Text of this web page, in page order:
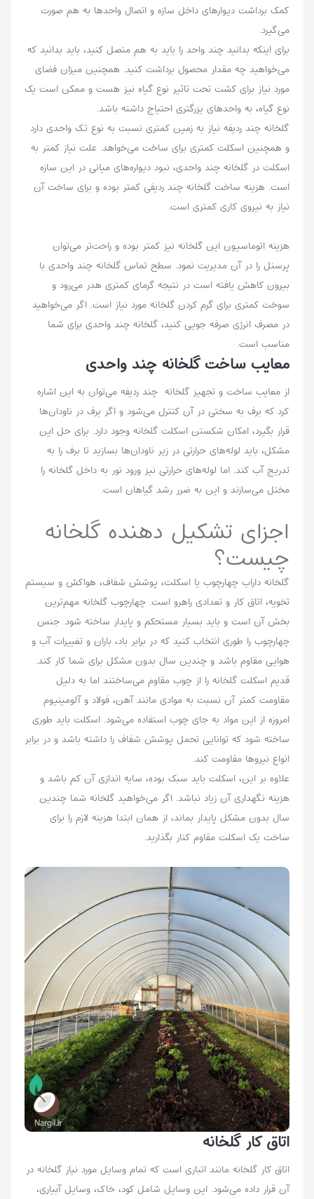
کمک برداشت دیوار‌های داخل سازه و اتصال واحد‌ها به هم صورت
می‌گیرد.
برای اینکه بدانید چند واحد را باید به هم متصل کنید، باید بدانید که
می‌خواهید چه مقدار محصول برداشت کنید. همچنین میزان فضای
مورد نیاز برای کشت تحت تاثیر نوع گیاه نیز هست و ممکن است یک
نوع گیاه، به واحد‌های یزرگتری احتیاج داشته باشد.
گلخانه چند ردیفه نیاز به زمین کمتری نسبت به نوع تک واحدی دارد
و همچنین اسکلت کمتری برای ساخت می‌خواهد. علت نیاز کمتر به
اسکلت در گلخانه چند واحدی، نبود دیواره‌های میانی در این سازه
است. هزینه ساخت گلخانه چند ردیفی کمتر بوده و برای ساخت آن
نیاز به نیروی کاری کمتری است.
هزینه اتوماسیون این گلخانه نیز کمتر بوده و راحت‌تر می‌توان
پرسنل را در آن مدیریت نمود. سطح تماس گلخانه چند واحدی با
بیرون کاهش یافته است در نتیجه گرمای کمتری هدر می‌رود و
سوخت کمتری برای گرم کردن گلخانه مورد نیاز است. اگر می‌خواهید
در مصرف انرژی صرفه جویی کنید، گلخانه چند واحدی برای شما
مناسب است.
معایب ساخت گلخانه چند واحدی
از معایب ساخت و تجهیز گلخانه‌ چند ردیفه می‌توان به این اشاره
کرد که برف به سختی در آن کنترل می‌شود و اگر برف در ناودان‌ها
قرار بگیرد، امکان شکستن اسکلت گلخانه وجود دارد. برای حل این
مشکل، باید لوله‌های حرارتی در زیر ناودان‌ها بسازید تا برف را به
تدریج آب کند. اما لوله‌های حرارتی نیز ورود نور به داخل گلخانه را
مختل می‌سازند و این به ضرر رشد گیاهان است.
اجزای تشکیل دهنده گلخانه
چیست‌؟
گلخانه داراب چهارچوب یا اسکلت، پوشش شفاف، هواکش و سیستم
تخویه، اتاق کار و تعدادی راهرو است. چهارچوب گلخانه مهم‌ترین
بخش آن است و باید بسیار مستحکم و پایدار ساخته شود. جنس
چهارچوب را طوری انتخاب کنید که در برابر باد، باران و تغییرات آب و
هوایی مقاوم باشد و چندین سال بدون مشکل برای شما کار کند.
قدیم اسکلت گلخانه را از چوب مقاوم می‌ساختند اما به دلیل
مقاومت کمتر آن نسبت به موادی مانند آهن، فولاد و آلومینیوم
امروزه از این مواد به جای چوب استفاده می‌شود. اسکلت باید طوری
ساخته شود که توانایی تحمل پوشش شفاف را داشته باشد و در برابر
انواع نیروها مقاومت کند.
علاوه بر این، اسکلت باید سبک بوده، سایه اندازی آن کم باشد و
هزینه نگهداری آن زیاد نباشد. اگر می‌خواهید گلخانه شما چندین
سال بدون مشکل پایدار بماند، از همان ابتدا هزینه لازم را برای
ساخت یک اسکلت مقاوم کنار بگذارید.
اتاق کار گلخانه
اتاق کار گلخانه مانند اتباری است که تمام وسایل مورد نیاز گلخانه در
آن قرار داده می‌شود. این وسایل شامل کود، خاک، وسایل آبیاری،